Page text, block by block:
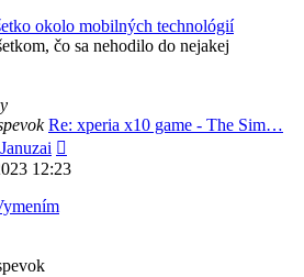
okolo mobilných technológií
čo sa nehodilo do nejakej
Re: xperia x10 game - The Sim…
Januzai
posledný
12:23